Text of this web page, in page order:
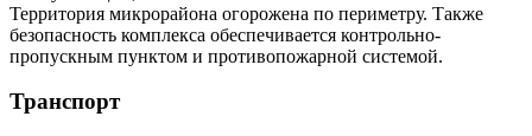
Территория микрорайона огорожена по периметру. Также
безопасность комплекса обеспечивается контрольно-
пропускным пунктом и противопожарной системой.
Транспорт